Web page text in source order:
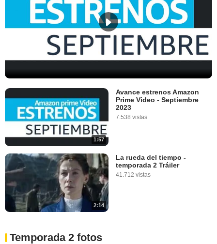
1:57
Avance estrenos Amazon
Prime Video - Septiembre
2023
7.538 vistas
2:14
La rueda del tiempo -
temporada 2 Tráiler
41.712 vistas
Temporada 2 fotos